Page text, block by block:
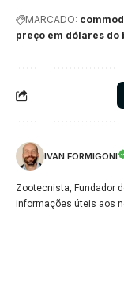
MARCADO:
preço em dólares do
IVAN FORMIGONI
Zootecnista, Fundador
informações úteis aos